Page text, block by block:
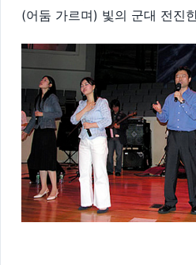
(어둠 가르며) 빛의 군대 전진